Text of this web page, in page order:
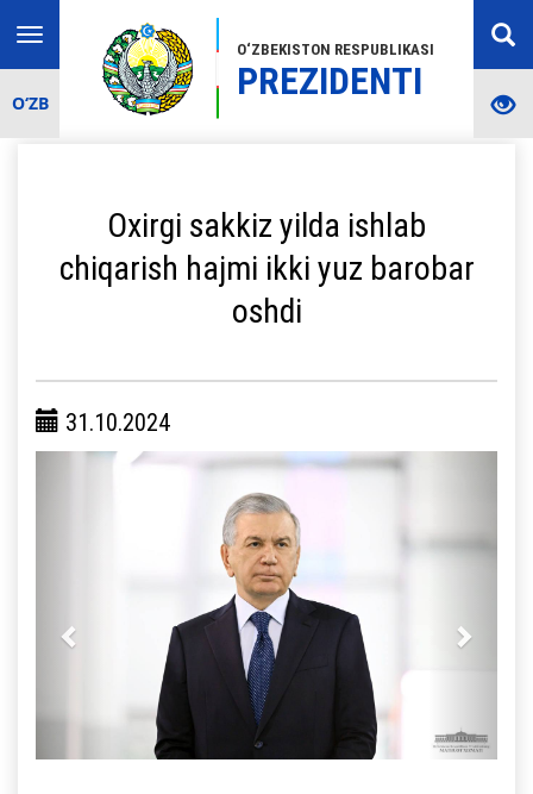
O‘ZBEKISTON RESPUBLIKASI
PREZIDENTI
Toggle
navigation
O‘ZB
Oxirgi sakkiz yilda ishlab
chiqarish hajmi ikki yuz barobar
oshdi
31.10.2024